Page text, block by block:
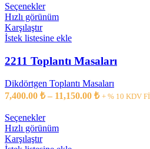
Seçenekler
Hızlı görünüm
Karşılaştır
İstek listesine ekle
2211 Toplantı Masaları
Dikdörtgen Toplantı Masaları
7,400.00 ₺ – 11,150.00 ₺ + % 10 KDV
Seçenekler
Hızlı görünüm
Karşılaştır